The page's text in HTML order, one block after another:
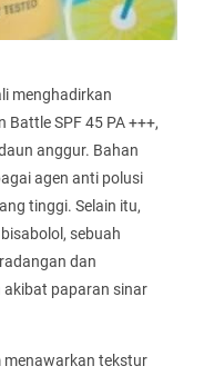
menghadirkan
Battle SPF 45 PA +++,
anggur. Bahan
agen anti polusi
tinggi. Selain itu,
sebuah
dan
akibat paparan sinar
menawarkan tekstur